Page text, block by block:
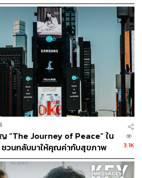
“The Journey of Peace” ใน
ชวนกลับมาให้คุณค่ากับสุขภาพ
3.1K